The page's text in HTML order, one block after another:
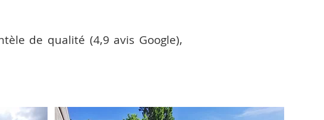
de qualité (4,9 avis Google),